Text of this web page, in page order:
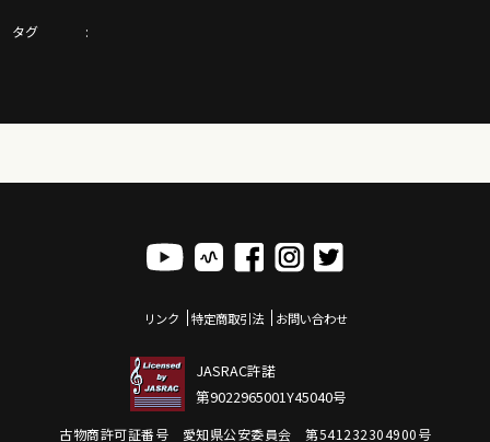
G-Laboガズレレのウクレレたち詳細はここ！〜エレキウクレレ
https://gazzlele.com/beginner/
ガズのウクレレ G-Labo ラインナップ！
https://gazzlele.com/shop/
タグ
リンク 特定商取引法 お問い合わせ
JASRAC許諾
第9022965001Y45040号
古物商許可証番号 愛知県公安委員会 第541232304900号